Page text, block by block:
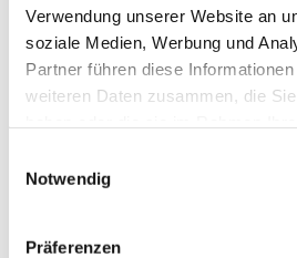
Verwendung unserer Website an
soziale Medien, Werbung und
Partner führen diese
weiteren Daten zusammen, die
Notwendig
Präferenzen
Gemeindehaus
Gemeindehaus 33,
Rödinghausen